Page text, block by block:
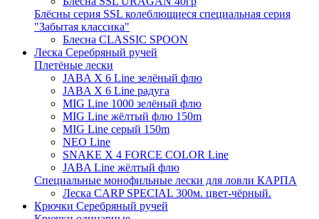
Блёсны серия SSL колеблющиеся специальная серия
"Забытая классика"
Блесна CLASSIC SPOON
Леска Серебряный ручей
Плетёные лески
JABA X 6 Line зелёный флю
JABA X 6 Line радуга
MIG Line 1000 зелёный флю
MIG Line жёлтый флю 150m
MIG Line серый 150m
NEO Line
SNAKE X 4 FORCE COLOR Line
JABA Line жёлтый флю
Специальные монофильные лески для ловли КАРПА
Леска CARP SPECIAL 300м. цвет-чёрный.
Крючки Серебряный ручей